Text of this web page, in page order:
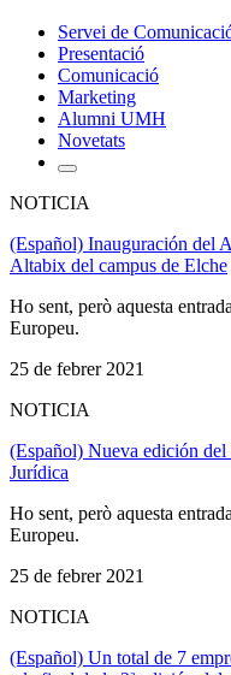
Servei de
Presentació
Comunicació
Marketing
Alumni UMH
Novetats
NOTICIA
(Español) Inauguración del
Altabix del campus de Elche
Ho sent, però aquesta
Europeu.
25 de febrer 2021
NOTICIA
(Español) Nueva edición
Jurídica
Ho sent, però aquesta
Europeu.
25 de febrer 2021
NOTICIA
(Español) Un total de 7